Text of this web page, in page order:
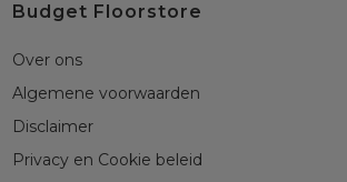
Budget Floorstore
Over ons
Algemene voorwaarden
Disclaimer
Privacy en Cookie beleid